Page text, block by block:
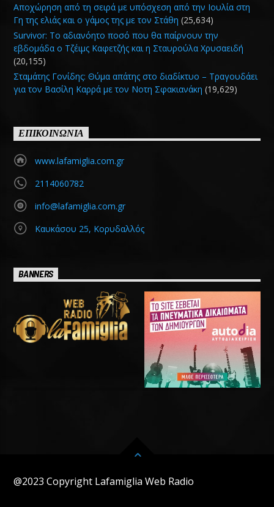
Αποχώρηση από τη σειρά με υπόσχεση από την Ιουλία στη
Γη της ελιάς και ο γάμος της με τον Στάθη (25,634)
Survivor: Το αδιανόητο ποσό που θα παίρνουν την
εβδομάδα ο Τζέιμς Καφετζής και η Σταυρούλα Χρυσαειδή
(20,155)
Σταμάτης Γονίδης: Θύμα απάτης στο διαδίκτυο – Τραγουδάει
για τον Βασίλη Καρρά με τον Νοτη Σφακιανάκη (19,629)
ΕΠΙΚΟΙΝΩΝΙΑ
www.lafamiglia.com.gr
2114060782
info@lafamiglia.com.gr
Καυκάσου 25, Κορυδαλλός
BANNERS
@2023 Copyright Lafamiglia Web Radio